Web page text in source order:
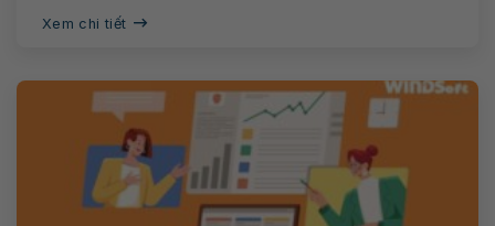
Xem chi tiết